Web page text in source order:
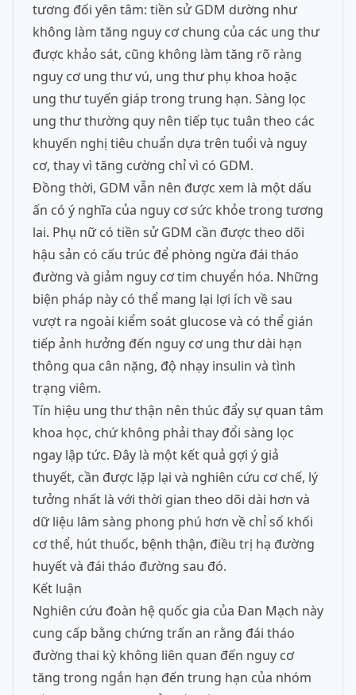
tương đối yên tâm: tiền sử GDM dường như
không làm tăng nguy cơ chung của các ung thư
được khảo sát, cũng không làm tăng rõ ràng
nguy cơ ung thư vú, ung thư phụ khoa hoặc
ung thư tuyến giáp trong trung hạn. Sàng lọc
ung thư thường quy nên tiếp tục tuân theo các
khuyến nghị tiêu chuẩn dựa trên tuổi và nguy
cơ, thay vì tăng cường chỉ vì có GDM.
Đồng thời, GDM vẫn nên được xem là một dấu
ấn có ý nghĩa của nguy cơ sức khỏe trong tương
lai. Phụ nữ có tiền sử GDM cần được theo dõi
hậu sản có cấu trúc để phòng ngừa đái tháo
đường và giảm nguy cơ tim chuyển hóa. Những
biện pháp này có thể mang lại lợi ích về sau
vượt ra ngoài kiểm soát glucose và có thể gián
tiếp ảnh hưởng đến nguy cơ ung thư dài hạn
thông qua cân nặng, độ nhạy insulin và tình
trạng viêm.
Tín hiệu ung thư thận nên thúc đẩy sự quan tâm
khoa học, chứ không phải thay đổi sàng lọc
ngay lập tức. Đây là một kết quả gợi ý giả
thuyết, cần được lặp lại và nghiên cứu cơ chế, lý
tưởng nhất là với thời gian theo dõi dài hơn và
dữ liệu lâm sàng phong phú hơn về chỉ số khối
cơ thể, hút thuốc, bệnh thận, điều trị hạ đường
huyết và đái tháo đường sau đó.
Kết luận
Nghiên cứu đoàn hệ quốc gia của Đan Mạch này
cung cấp bằng chứng trấn an rằng đái tháo
đường thai kỳ không liên quan đến nguy cơ
tăng trong ngắn hạn đến trung hạn của nhóm